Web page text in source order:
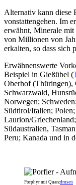
Alternativ kann diese
vonstattengehen. Im
erwähnt, Minerale mit
von Millionen von
erkalten, so dass sich
Erwähnenswerte
Beispiel in Gießübel (
Oberhof (Thüringen),
Schwarzwald,
Norwegen;
Südtirol/Italien;
Laurion/
Südaustralien,
Peru; Kanada und in
Porphyr mit Quarzdrusen